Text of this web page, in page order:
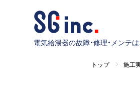
電気給湯器の故障・修理・メンテ
トップ 施工